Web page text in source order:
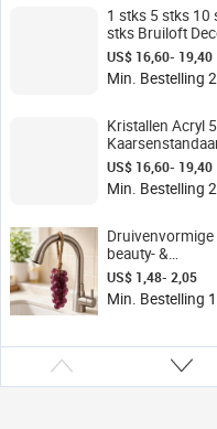
Holders
1 stks 5 stks 10
stks Bruiloft
Middelpunt
Duidelijke
Acryl Kandelaar
US$ 16,60- 19,40
Min. Bestelling 2
Kristallen Acryl
Tafeldecoratie
Kandelaars Taper
Kaarsenhouder
Bruiloften
US$ 16,60- 19,40
Min. Bestelling 2
Druivenvormige
beauty- &
geparfumeerd,
geur,
handgemaakte
US$ 1,48- 2,05
Min. Bestelling